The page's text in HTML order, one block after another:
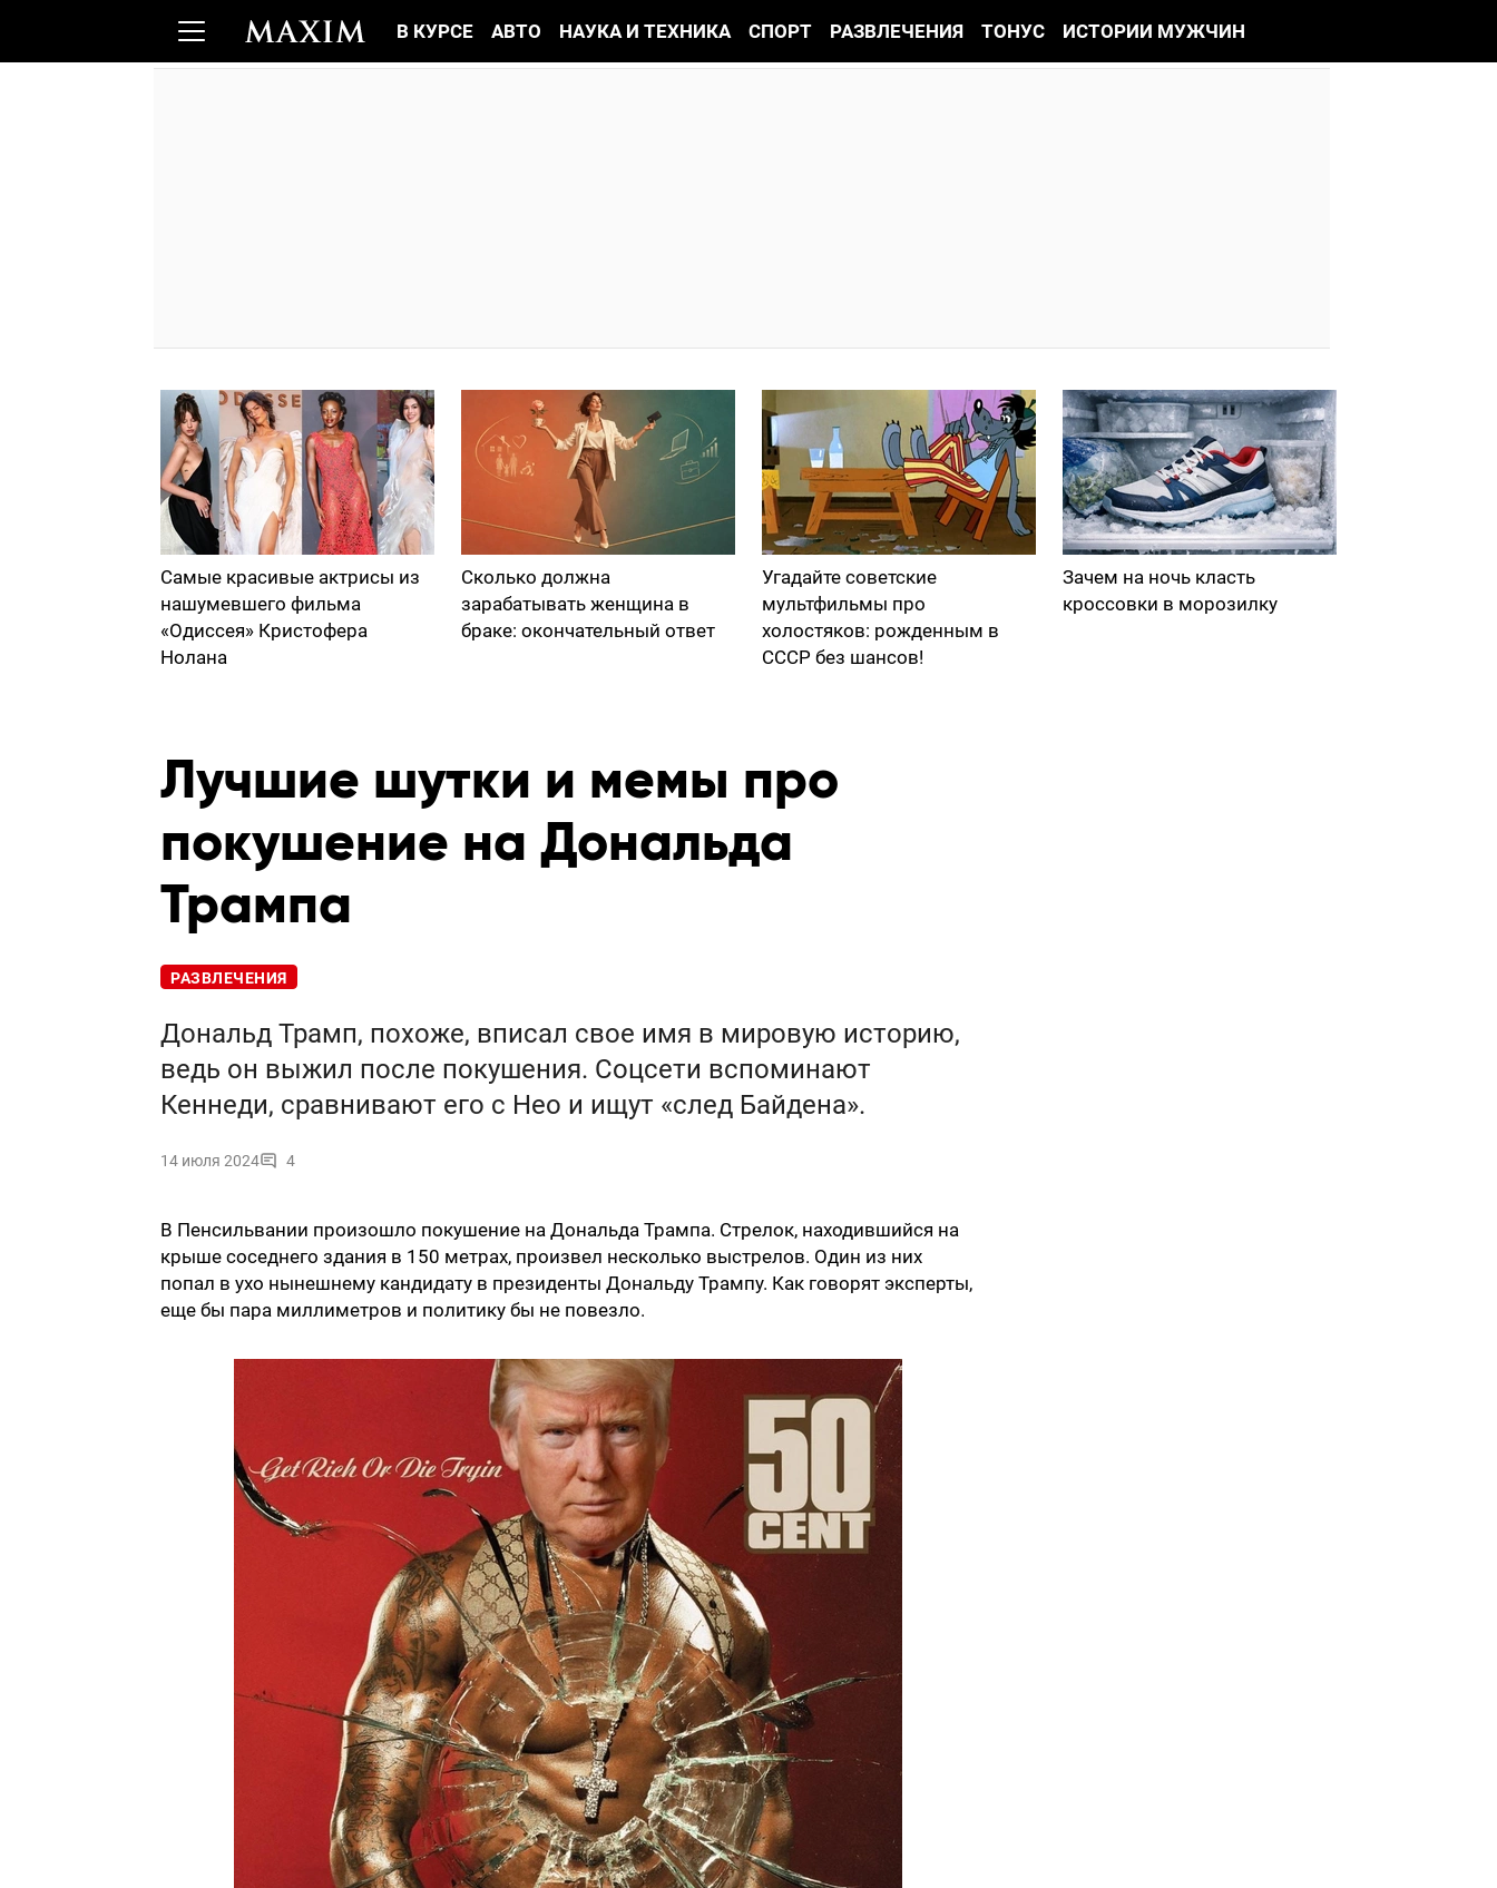
В КУРСЕ АВТО НАУКА И ТЕХНИКА СПОРТ РАЗВЛЕЧЕНИЯ ТОНУС ИСТОРИИ МУЖЧИН
Самые красивые актрисы из
нашумевшего фильма
«Одиссея» Кристофера
Нолана
Сколько должна
зарабатывать женщина в
браке: окончательный ответ
Угадайте советские
мультфильмы про
холостяков: рожденным в
СССР без шансов!
Зачем на ночь класть
кроссовки в морозилку
Лучшие шутки и мемы про
покушение на Дональда
Трампа
РАЗВЛЕЧЕНИЯ
Дональд Трамп, похоже, вписал свое имя в мировую историю,
ведь он выжил после покушения. Соцсети вспоминают
Кеннеди, сравнивают его с Нео и ищут «след Байдена».
14 июля 2024 4
В Пенсильвании произошло покушение на Дональда Трампа. Стрелок, находившийся на
крыше соседнего здания в 150 метрах, произвел несколько выстрелов. Один из них
попал в ухо нынешнему кандидату в президенты Дональду Трампу. Как говорят эксперты,
еще бы пара миллиметров и политику бы не повезло.